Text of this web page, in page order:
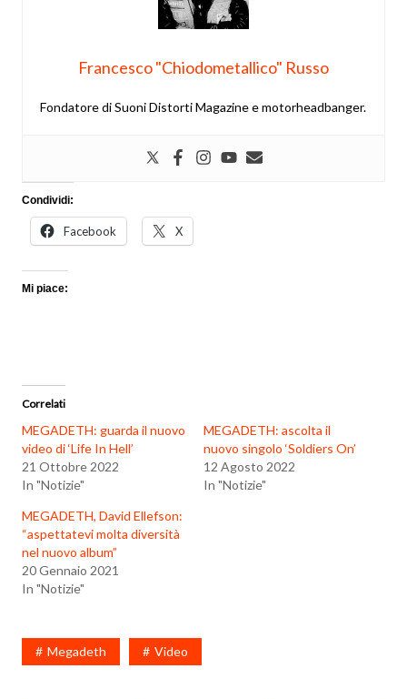
Francesco "Chiodometallico" Russo
Fondatore di Suoni Distorti Magazine e motorheadbanger.
Condividi:
Facebook X
Mi piace:
Correlati
MEGADETH: guarda il nuovo
video di ‘Life In Hell’
21 Ottobre 2022
In "Notizie"
MEGADETH: ascolta il
nuovo singolo ‘Soldiers On’
12 Agosto 2022
In "Notizie"
MEGADETH, David Ellefson:
“aspettatevi molta diversità
nel nuovo album”
20 Gennaio 2021
In "Notizie"
Megadeth Video